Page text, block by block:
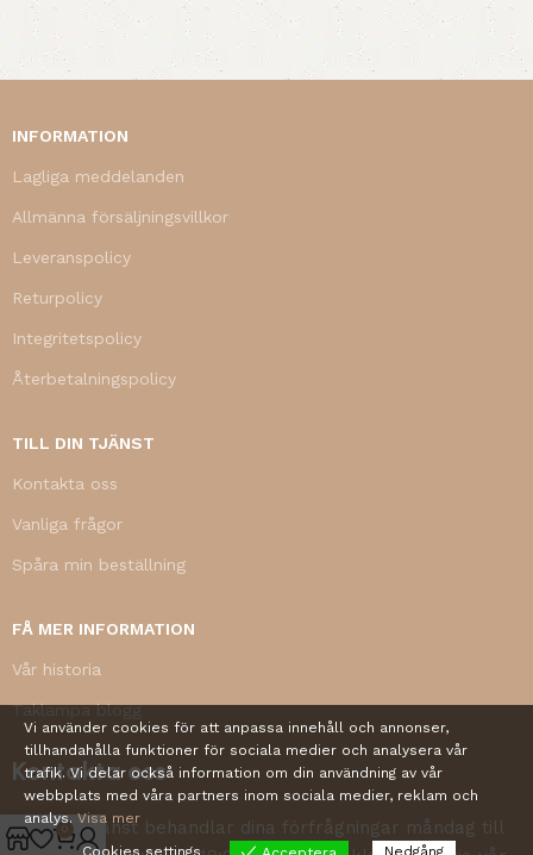
INFORMATION
Lagliga meddelanden
Allmänna försäljningsvillkor
Leveranspolicy
Returpolicy
Integritetspolicy
Återbetalningspolicy
TILL DIN TJÄNST
Kontakta oss
Vanliga frågor
Spåra min beställning
FÅ MER INFORMATION
Vår historia
Taklampa blogg
Kontakta oss
Vår kundtjänst behandlar dina förfrågningar måndag till
Vi använder cookies för att anpassa innehåll och annonser,
tillhandahålla funktioner för sociala medier och analysera vår
trafik. Vi delar också information om din användning av vår
webbplats med våra partners inom sociala medier, reklam och
analys.Visa mer
Cookies settings
Nedgång
0